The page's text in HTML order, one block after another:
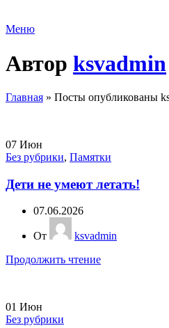
Меню
Автор ksvadmin
Главная » Посты опубликованы
07 Июн
Без рубрики, Памятки
Дети не умеют летать!
07.06.2026
От
ksvadmin
Продолжить чтение
01 Июн
Без рубрики